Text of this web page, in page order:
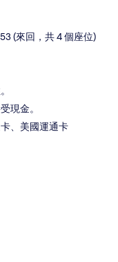
(來回，共 4 個座位)
現金。
、美國運通卡